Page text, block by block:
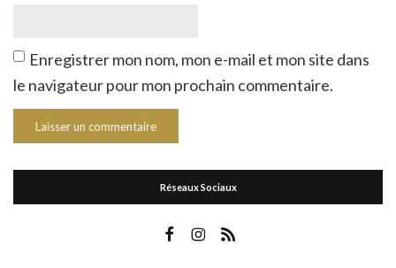
Enregistrer mon nom, mon e-mail et mon site dans
le navigateur pour mon prochain commentaire.
Réseaux Sociaux